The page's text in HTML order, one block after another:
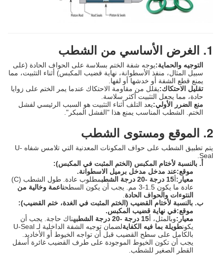
1. الغرض الأساسي من الشطب
التوجيه والحماية:يوجه شفة الختم بسلاسة على الحواف الحادة (على
سبيل المثال، منفذ الأسطوانة، نهاية قضيب المكبس) أثناء التثبيت، مما
يمنع قطع الشفة أو خدشها أو لفها.
تقليل الاحتكاك:يقلل من مقاومة الاحتكاك عندما يمر الختم على زوايا
حادة، مما يجعل التثبيت أكثر سلاسة.
منع الضرر الأولي:يعد التلف أثناء التثبيت هو السبب الرئيسي لفشل
الختم. الشطب المناسب يمنع هذا "الفشل المبكر".
2. الموقع ومستوى الشطب
يتم تطبيق الشطب على حواف المكونات المعدنية التي تلامس شفاه U-
Seal.
أ. بالنسبة لأختام المكبس (الختم المثبت في المكبس):
موقع:عند مدخل مدخل برميل الاسطوانة.
معيار:أ15 درجة -20 درجة الشطب
مطلوب عادة. طول الشطب (C)
عادة ما يكون 1.5-3 مم. يجب أن يكون السطح
ناعمة وخالية من
النتوءات والحواف الحادة
ب. بالنسبة لأختام القضيب (الختم المثبت في الغدة، ختم القضيب):
موقع:في نهاية قضيب المكبس.
معيار:وبالمثل، أ15 درجة -20 درجة الشطب
هناك حاجة. يجب أن
يكونطويلة بما فيه الكفاية
لضمان توجيه الشفة الداخلية لـ U-Seal
بالكامل على سطح القضيب قبل أن تواجه الخيوط أو الأخاديد.
يجب أن تكون الخيوط الموجودة على طرف القضيب غائرة أسفل
القطر الصغير للشطب.